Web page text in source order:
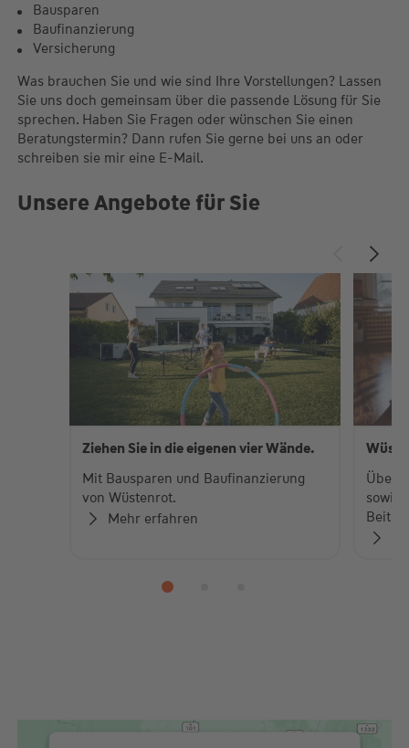
Bausparen
Baufinanzierung
Versicherung
Was brauchen Sie und wie sind Ihre Vorstellungen? Lassen
Sie uns doch gemeinsam über die passende Lösung für Sie
sprechen. Haben Sie Fragen oder wünschen Sie einen
Beratungstermin? Dann rufen Sie gerne bei uns an oder
schreiben sie mir eine E-Mail.
Unsere Angebote für Sie
Ziehen Sie in die eigenen vier Wände.
Mit Bausparen und Baufinanzierung
von Wüstenrot.
Mehr erfahren
Über
sowie